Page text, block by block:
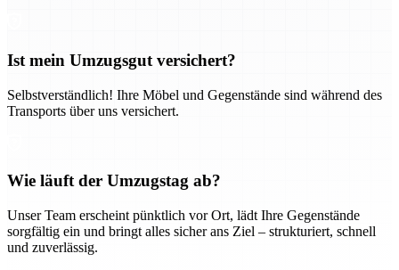
Ist mein Umzugsgut versichert?
Selbstverständlich! Ihre Möbel und Gegenstände sind während des
Transports über uns versichert.
Wie läuft der Umzugstag ab?
Unser Team erscheint pünktlich vor Ort, lädt Ihre Gegenstände
sorgfältig ein und bringt alles sicher ans Ziel – strukturiert, schnell
und zuverlässig.